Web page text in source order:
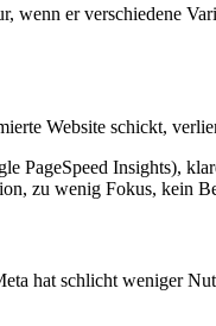
er verschiedene
Website schickt,
Insights),
zu wenig Fokus, kein
hat schlicht weniger